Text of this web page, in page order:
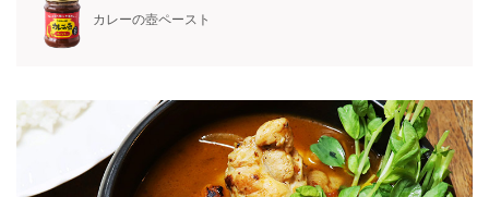
カレーの壺ペースト